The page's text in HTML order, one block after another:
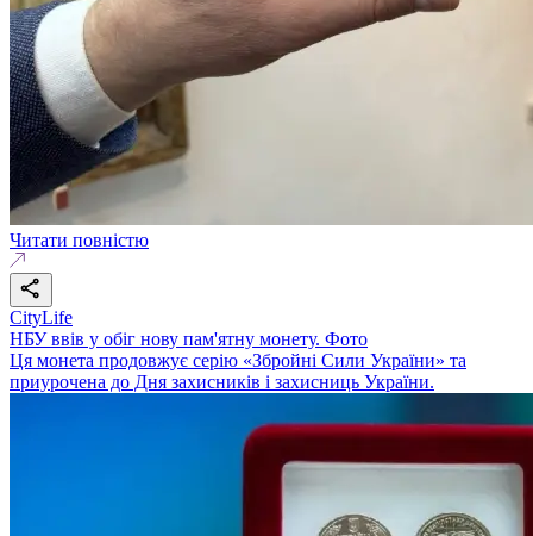
Читати повністю
CityLife
НБУ ввів у обіг нову пам'ятну монету. Фото
Ця монета продовжує серію «Збройні Сили України» та
приурочена до Дня захисників і захисниць України.